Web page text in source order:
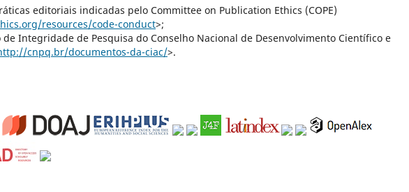
editoriais indicadas pelo Committee on Publication Ethics (COPE)
resources/code-conduct>;
de Integridade de Pesquisa do Conselho Nacional de Desenvolvimento Científico e
cnpq.br/documentos-da-ciac/>.